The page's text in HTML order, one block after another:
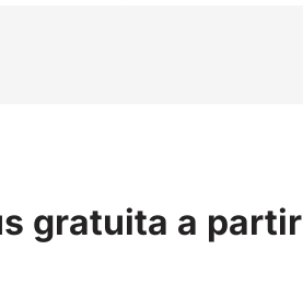
gratuita a partir